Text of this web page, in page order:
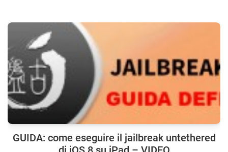
GUIDA: come eseguire il jailbreak untethered